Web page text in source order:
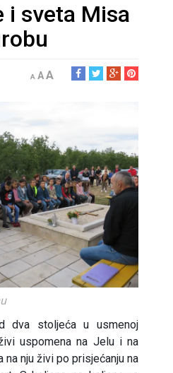
i sveta Misa
A AA
dva stoljeća u usmenoj
uspomena na Jelu i na
na nju živi po prisjećanju na